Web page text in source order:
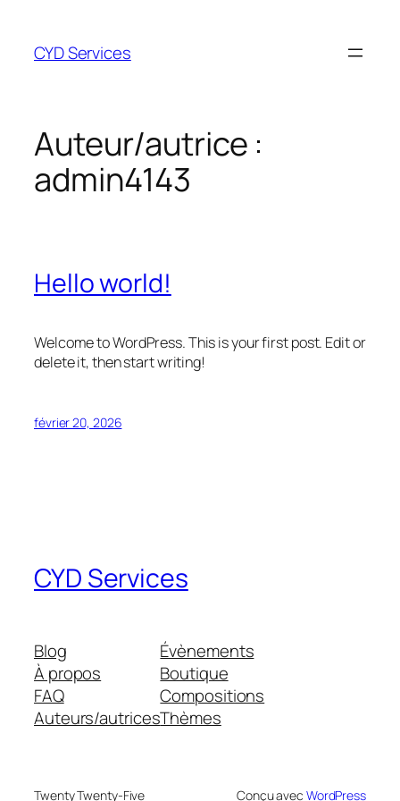
contenu
CYD Services
Auteur/autrice :
admin4143
Hello world!
Welcome to WordPress. This is your first post. Edit or
delete it, then start writing!
février 20, 2026
CYD Services
Blog
À propos
FAQ
Auteurs/autrices
Évènements
Boutique
Compositions
Thèmes
Twenty Twenty-Five Conçu avec WordPress